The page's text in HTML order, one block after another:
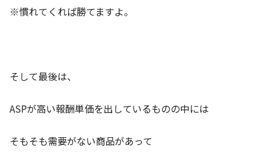
※慣れてくれば勝てますよ。
そして最後は、
ASPが高い報酬単価を出しているものの中には
そもそも需要がない商品があって